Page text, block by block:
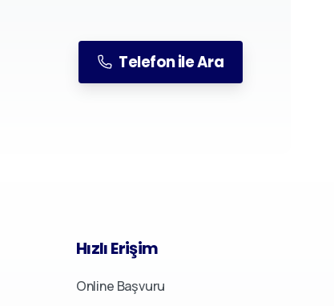
Telefon ile Ara
HızlıErişim
Online Başvuru